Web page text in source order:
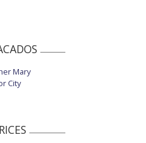
Mary
City